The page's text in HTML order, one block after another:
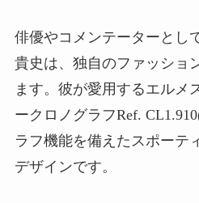
俳優やコメンテーターとし
貴史は、独自のファッショ
ます。彼が愛用するエルメ
ークロノグラフRef.
ラフ機能を備えたスポーテ
デザインです。